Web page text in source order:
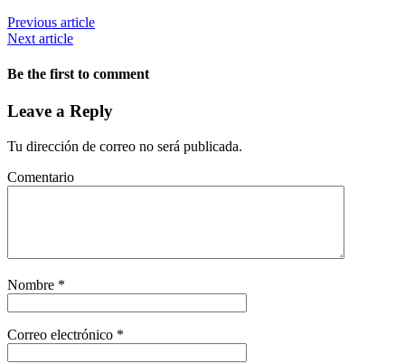
Previous article
Next article
Be the first to comment
Leave a Reply
Tu dirección de correo no será publicada.
Comentario
Nombre *
Correo electrónico *